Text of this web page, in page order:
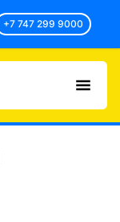
+7 747 299 9000